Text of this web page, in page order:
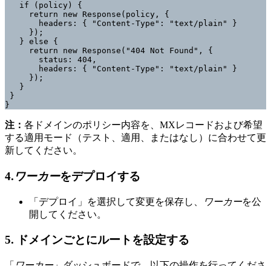
   if (policy) {
     return new Response(policy, {
       headers: { "Content-Type": "text/plain" }
     });
   } else {
     return new Response("404 Not Found", {
       status: 404,
       headers: { "Content-Type": "text/plain" }
     });
   }
}
}
注： 各ドメインのポリシー内容を、MXレコードおよび希望
する適用モード（テスト、適用、またはなし）に合わせて更
新してください。
4. ワーカーをデプロイする
「デプロイ」を選択して変更を保存し、 ワーカーを公
開してください。
5. ドメインごとにルートを設定する